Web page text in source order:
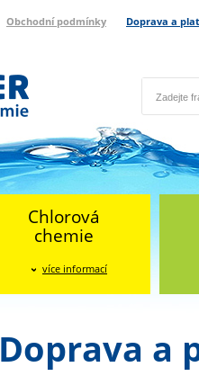
Obchodní podmínky Doprava a
Chlorová
chemie
více informací
Doprava a